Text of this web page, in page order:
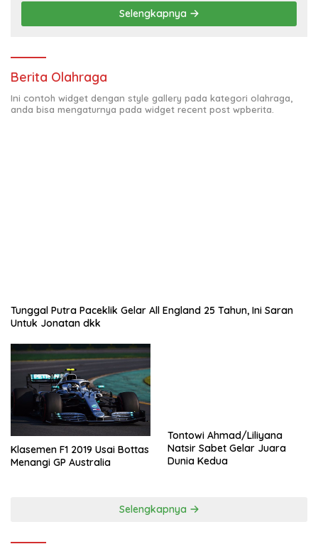
Selengkapnya
Berita Olahraga
Ini contoh widget dengan style gallery pada kategori olahraga,
anda bisa mengaturnya pada widget recent post wpberita.
Tunggal Putra Paceklik Gelar All England 25 Tahun, Ini Saran
Untuk Jonatan dkk
Klasemen F1 2019 Usai Bottas
Menangi GP Australia
Tontowi Ahmad/Liliyana
Natsir Sabet Gelar Juara
Dunia Kedua
Selengkapnya